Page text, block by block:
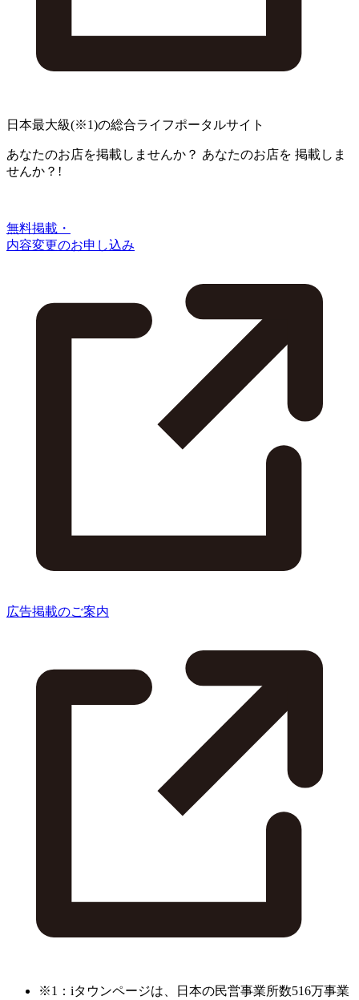
日本最大級(※1)の総合ライフポータルサイト
あなたのお店を掲載しませんか？ あなたのお店を 掲載しま
せんか？!
無料掲載・
内容変更のお申し込み
広告掲載のご案内
※1：iタウンページは、日本の民営事業所数516万事業